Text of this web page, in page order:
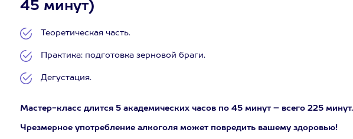
45 минут)
Теоретическая часть.
Практика: подготовка зерновой браги.
Дегустация.
Мастер-класс длится 5 академических часов по 45 минут – всего 225 минут.
Чрезмерное употребление алкоголя может повредить вашему здоровью!